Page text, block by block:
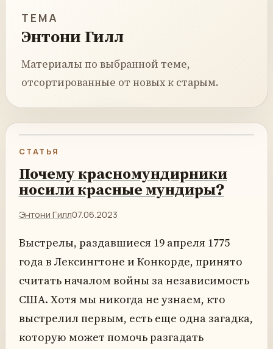
ТЕМА
Энтони Гилл
Материалы по выбранной теме,
отсортированные от новых к старым.
СТАТЬЯ
Почему красномундирники
носили красные мундиры?
Энтони Гилл07.06.2023
Выстрелы, раздавшиеся 19 апреля 1775
года в Лексингтоне и Конкорде, принято
считать началом войны за независимость
США. Хотя мы никогда не узнаем, кто
выстрелил первым, есть еще одна загадка,
которую может помочь разгадать